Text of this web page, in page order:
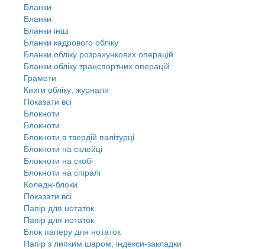
Бланки
Бланки
Бланки інші
Бланки кадрового обліку
Бланки обліку розрахункових операцій
Бланки обліку транспортних операцій
Грамоти
Книги обліку, журнали
Показати всі
Блокноти
Блокноти
Блокноти в твердій палітурці
Блокноти на склейці
Блокноти на скобі
Блокноти на спіралі
Коледж-блоки
Показати всі
Папір для нотаток
Папір для нотаток
Блок паперу для нотаток
Папір з липким шаром, індекси-закладки